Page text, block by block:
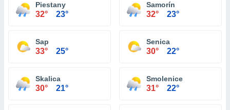
Piestany
32° 23°
Samorín
32° 23°
Sap
33° 25°
Senica
30° 22°
Skalica
30° 21°
Smolenice
31° 22°